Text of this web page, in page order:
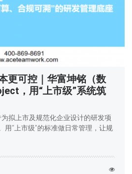
更可控｜华富坤铭（数
，用“上市级”系统筑
拟上市及规范化企业设计的研发项
用“上市级”的标准做日常管理，让规